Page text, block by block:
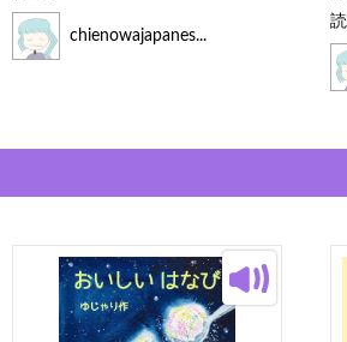
chienowajapanes...